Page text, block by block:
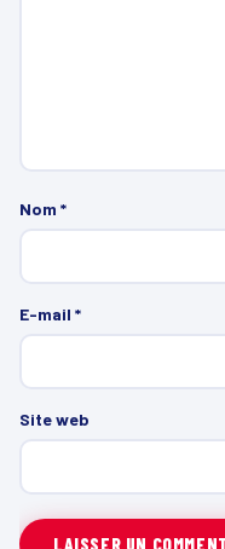
Nom *
E-mail *
Site web